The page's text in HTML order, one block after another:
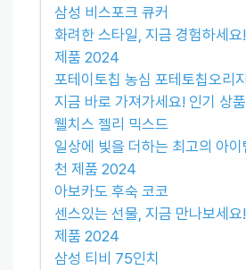
삼성 비스포크 큐커
화려한 스타일, 지금 경험하세
제품 2024
포테이토칩 농심 포테토칩오리
지금 바로 가져가세요! 인기 상
웰치스 젤리 믹스드
일상에 빛을 더하는 최고의 아
천 제품 2024
아보카도 후숙 코코
센스있는 선물, 지금 만나보세
제품 2024
삼성 티비 75인치